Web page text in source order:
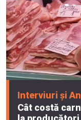
Interviuri și
Cât costă